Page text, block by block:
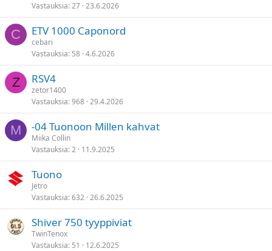
Vastauksia 27 23.6.2026
C ETV 1000 Caponord
cebari
Vastauksia 58 4.6.2026
Z RSV4
zetor1400
Vastauksia 968 29.4.2026
M -04 Tuonoon Millen kahvat
Miika Collin
Vastauksia 2 11.9.2025
Tuono
Jetro
Vastauksia 632 26.6.2025
Shiver 750 tyyppiviat
TwinTenox
Vastauksia 51 12.6.2025